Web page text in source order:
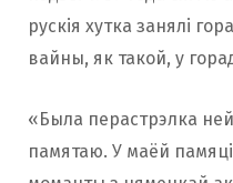
рускія хутка занялі
вайны, як такой, у
«Была перастрэлка
памятаю. У маёй